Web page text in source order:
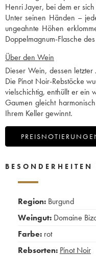
Henri Jayer, bei dem er
Unter seinen Händen –
ungeahnte Höhen
Doppelmagnum-Flasche
Über den Wein
Dieser Wein, dessen
Die Pinot Noir-Rebstöcke
vielschichtig, enthüllt er ein
Gaumen gleicht
Ihrem Keller gewinnt.
BESONDERHEITEN
Region: Burgund
Weingut: Domaine
Farbe: rot
Rebsorten: Pinot Noir